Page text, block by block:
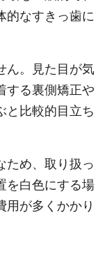
的なすきっ歯に
ん。見た目が気
する裏側矯正や
と比較的目立ち
ため、取り扱っ
を白色にする場
用が多くかかり